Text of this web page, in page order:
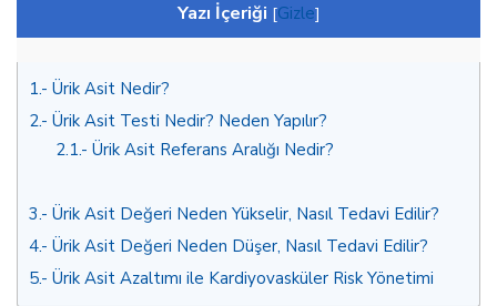
Yazı İçeriği [Gizle]
1. Ürik Asit Nedir?
2. Ürik Asit Testi Nedir? Neden Yapılır?
2.1. Ürik Asit Referans Aralığı Nedir?
3. Ürik Asit Değeri Neden Yükselir, Nasıl Tedavi Edilir?
4. Ürik Asit Değeri Neden Düşer, Nasıl Tedavi Edilir?
5. Ürik Asit Azaltımı ile Kardiyovasküler Risk Yönetimi